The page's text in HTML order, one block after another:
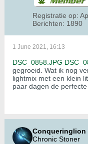
Registratie op:
Berichten: 1890
1 June 2021, 16:13
DSC_0858.JPG
gegroeid. Wat ik nog
lightmix met een klein
paar dagen de
Conqueringlion
Chronic Stoner